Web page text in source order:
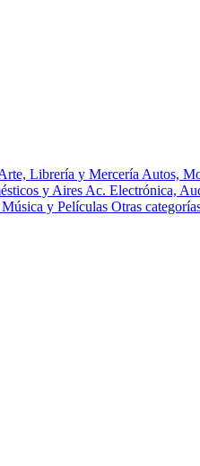
Librería y Mercería Autos,
y Aires Ac. Electrónica,
Música y Películas Otras